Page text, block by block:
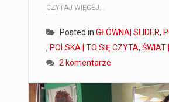
CZYTAJ WIĘCEJ...
Posted in GŁÓWNA| SLIDER,
, POLSKA | TO SIĘ CZYTA, ŚWIAT
2 komentarze